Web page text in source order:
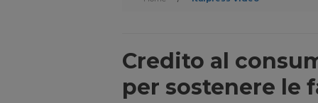
Credito al
per sostenere le